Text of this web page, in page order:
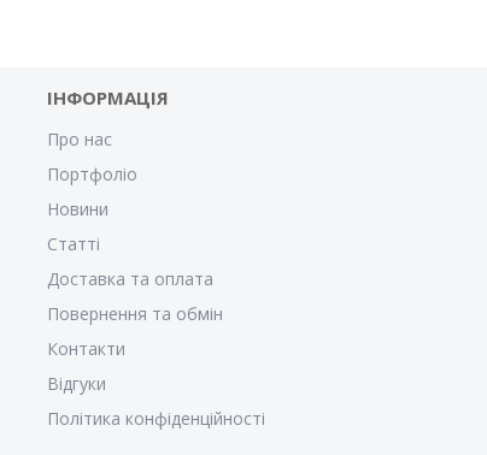
ІНФОРМАЦІЯ
Про нас
Портфоліо
Новини
Статті
Доставка та оплата
Повернення та обмін
Контакти
Відгуки
Політика конфіденційності